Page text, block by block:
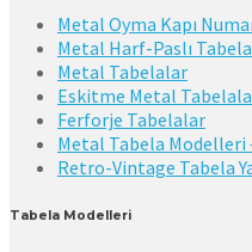
Metal Oyma Kapı
Metal Harf-Paslı
Metal Tabelalar
Eskitme Metal
Ferforje Tabelalar
Metal Tabela Modelleri
Retro-Vintage Tabela
Tabela Modelleri